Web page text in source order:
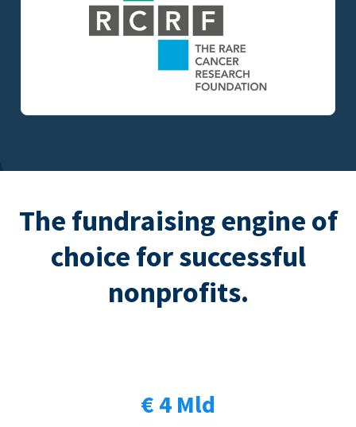
The fundraising engine of
choice for successful
nonprofits.
€ 4 Mld